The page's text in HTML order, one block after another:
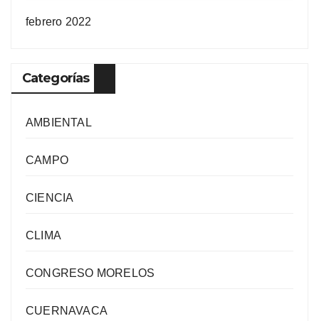
febrero 2022
Categorías
AMBIENTAL
CAMPO
CIENCIA
CLIMA
CONGRESO MORELOS
CUERNAVACA